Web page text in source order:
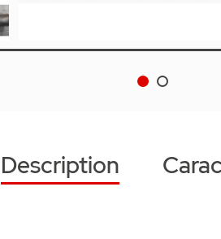
Description